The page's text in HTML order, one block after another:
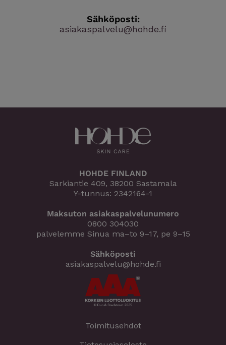
Sähköposti:
asiakaspalvelu@hohde.fi
HOHDE FINLAND
Sarkiantie 409, 38200 Sastamala
Y-tunnus: 2342164-1
Maksuton asiakaspalvelunumero
0800 304030
palvelemme Sinua ma–to 9–17, pe 9–15
Sähköposti
asiakaspalvelu@hohde.fi
Toimitusehdot